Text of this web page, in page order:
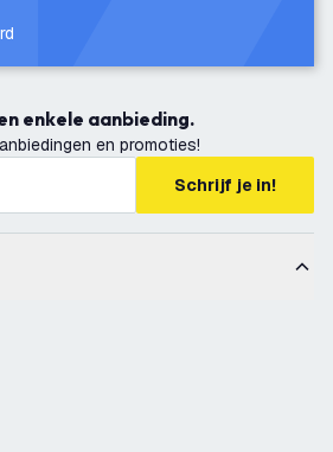
enkele aanbieding.
en promoties!
Schrijf je in!